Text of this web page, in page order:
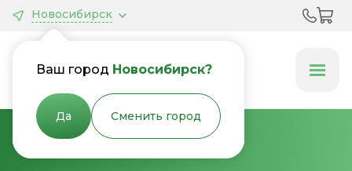
Новосибирск
Ваш город Новосибирск?
Да Сменить город
Грядки & Клумбы
Главная Грядки для теплицы